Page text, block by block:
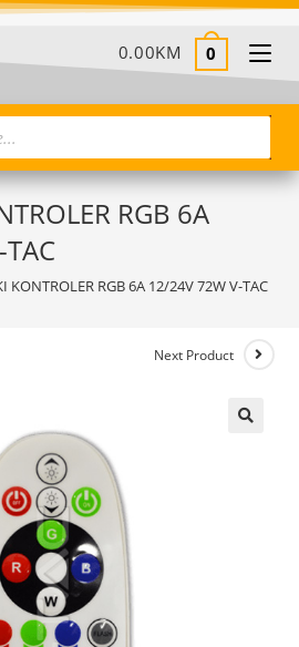
0.00KM 0
RGB 6A
KONTROLER RGB 6A 12/24V 72W V-TAC
Next Product